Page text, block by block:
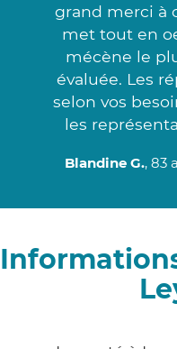
grand merci à
met tout en
mécène le
évaluée. Les
selon vos
les
Blandine G., 83